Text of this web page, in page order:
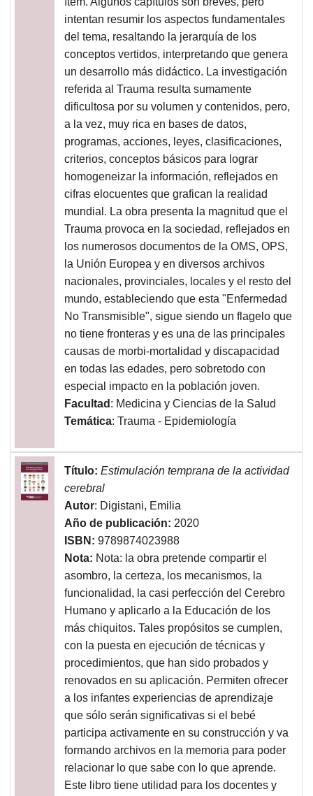
intentan resumir los aspectos fundamentales
del tema, resaltando la jerarquía de los
conceptos vertidos, interpretando que genera
un desarrollo más didáctico. La investigación
referida al Trauma resulta sumamente
dificultosa por su volumen y contenidos, pero,
a la vez, muy rica en bases de datos,
programas, acciones, leyes, clasificaciones,
criterios, conceptos básicos para lograr
homogeneizar la información, reflejados en
cifras elocuentes que grafican la realidad
mundial. La obra presenta la magnitud que el
Trauma provoca en la sociedad, reflejados en
los numerosos documentos de la OMS, OPS,
la Unión Europea y en diversos archivos
nacionales, provinciales, locales y el resto del
mundo, estableciendo que esta "Enfermedad
No Transmisible", sigue siendo un flagelo que
no tiene fronteras y es una de las principales
causas de morbi-mortalidad y discapacidad
en todas las edades, pero sobretodo con
especial impacto en la población joven.
Facultad : Medicina y Ciencias de la Salud
Temática: Trauma - Epidemiología
Título: Estimulación temprana de la actividad
cerebral
Autor: Digistani, Emilia
Año de publicación: 2020
ISBN: 9789874023988
Nota: Nota: la obra pretende compartir el
asombro, la certeza, los mecanismos, la
funcionalidad, la casi perfección del Cerebro
Humano y aplicarlo a la Educación de los
más chiquitos. Tales propósitos se cumplen,
con la puesta en ejecución de técnicas y
procedimientos, que han sido probados y
renovados en su aplicación. Permiten ofrecer
a los infantes experiencias de aprendizaje
que sólo serán significativas si el bebé
participa activamente en su construcción y va
formando archivos en la memoria para poder
relacionar lo que sabe con lo que aprende.
Este libro tiene utilidad para los docentes y